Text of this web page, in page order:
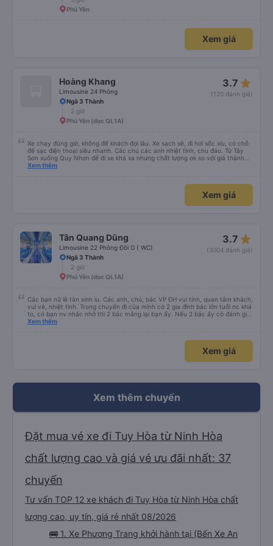
Phú Yên
Xem giá
Hoàng Khang
Limousine 24 Phòng
3.7 star_rate
(120 đánh giá)
Ngã 3 Thành
2 giờ
Phú Yên (dọc QL1A)
Xe chạy đúng giờ, không để khách đợi lâu. Xe sạch sẽ, đi hơi sốc xíu, có chỗ
để sạc điện thoại siêu nhanh. Các chú các anh nhiệt tình, chu đáo. Từ Tây
Sơn xuống Quy Nhơn để đi xe khá xa nhưng chất lượng ok so với giá thành
chung.
Xem thêm
Xem giá
Tân Quang Dũng
Limousine 22 Phòng Đôi G ( WC)
3.7 star_rate
(3004 đánh giá)
Ngã 3 Thành
2 giờ
Phú Yên (dọc QL1A)
Các bạn nữ lễ tân xinh iu. Các anh, chú, bác VP ĐH vui tính, quan tâm khách,
vui vẻ, nhiệt tình. Trong chuyến đi của mình có 2 gia đình bác lớn tuổi nc khá
to, có bạn nv nhắc nhở thì 2 bác mắng lại bạn ấy. Nếu 2 bác ấy có đánh giá
xấu thì mình ngược lại nha. Bạn ấy nhắc nhở rất đúng. 2 bác nói rất to. To
bạn ấy nha. Nếu bạn ấy bị trừ thì bảo bạn ấy liên hệ sđt của mình, mình hỗ
trợ ạ. Số mình đuôi 666, chuyến ĐH-NT ngày 16/1. À các bạn nữ lễ tân xinh
iu còn đổi cho mình phòng đơn sang đôi xong còn note là (một mình) yêu
Xem thêm
Xem giá
Xem thêm chuyến
Đặt mua vé xe đi Tuy Hòa từ Ninh Hòa
chất lượng cao và giá vé ưu đãi nhất: 37
chuyến
Tư vấn TOP 12 xe khách đi Tuy Hòa từ Ninh Hòa chất
lượng cao, uy tín, giá rẻ nhất 08/2026
🚌 1. Xe Phương Trang khởi hành tại (Bến Xe An